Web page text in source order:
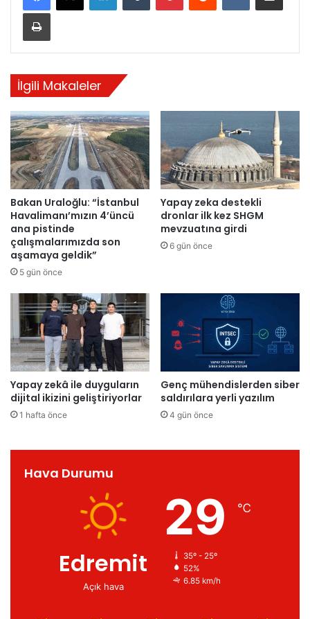
İlgili Makaleler
Bakan Uraloğlu: “İstanbul
Havalimanı’mızın 4’üncü
ana pistinde
çalışmalarımızda son
aşamaya geldik”
5 gün önce
Yapay zeka destekli
dronlar ilk kez SHGM
mevzuatına girdi
6 gün önce
Yapay zekâ ile duyguların
dijital ikizini geliştiriyorlar
1 hafta önce
Genç mühendislerden siber
saldırılara yerli yazılım
4 gün önce
Hava Durumu
Edremit
Açık hava
29 ℃
35º - 25º
52%
6.85 km/h